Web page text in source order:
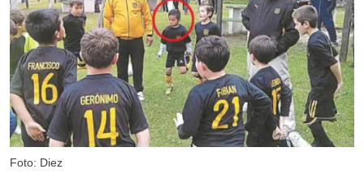
Foto: Diez